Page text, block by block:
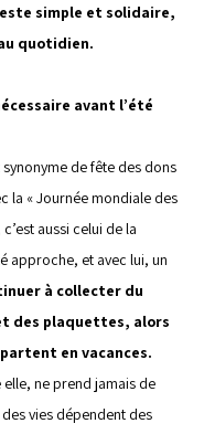
simple et solidaire,
quotidien.
avant l’été
de fête des dons
la « Journée mondiale des
aussi celui de la
approche, et avec lui, un
à collecter du
des plaquettes, alors
en vacances.
ne prend jamais de
vies dépendent des